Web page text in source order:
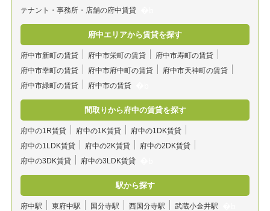
テナント・事務所・店舗の府中賃貸
府中エリアから賃貸を探す
府中市新町の賃貸 府中市栄町の賃貸
府中市寿町の賃貸
府中市幸町の賃貸
府中市府中町の賃貸
府中市天神町の賃貸
府中市緑町の賃貸
府中市の賃貸
間取りから府中の賃貸を探す
府中の1R賃貸 府中の1K賃貸
府中の1DK賃貸
府中の1LDK賃貸
府中の2K賃貸
府中の2DK賃貸
府中の3DK賃貸
府中の3LDK賃貸
駅から探す
府中駅 東府中駅 国分寺駅 西国分寺駅 武蔵小金井駅